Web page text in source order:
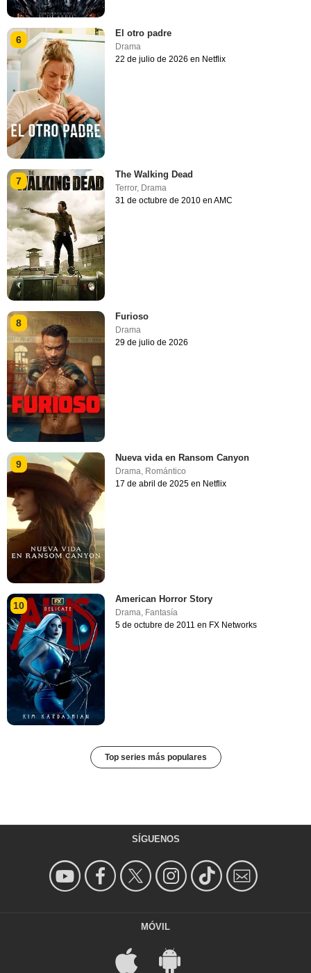
6
El otro padre
Drama
22 de julio de 2026 en Netflix
7
The Walking Dead
Terror, Drama
31 de octubre de 2010 en AMC
8
Furioso
Drama
29 de julio de 2026
9
Nueva vida en Ransom Canyon
Drama, Romántico
17 de abril de 2025 en Netflix
10
American Horror Story
Drama, Fantasía
5 de octubre de 2011 en FX Networks
Top series más populares
SÍGUENOS
MÓVIL